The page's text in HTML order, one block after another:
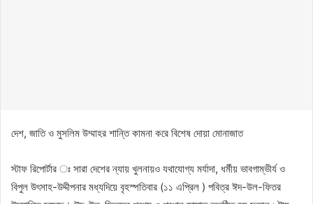
দেশ, জাতি ও মুসলিম উম্মাহর শান্তি কামনা করে বিশেষ দোয়া মোনাজাত
স্টাফ রিপোর্টার ঃ সারা দেশের ন্যায় খুলনায়ও যথাযোগ্য মর্যাদা, ধর্মীয় ভাবগাম্ভীর্য ও
বিপুল উৎসাহ-উদ্দীপনার মধ্যদিয়ে বৃহস্পতিবার (১১ এপ্রিল ) পবিত্র ঈদ-উল-ফিতর